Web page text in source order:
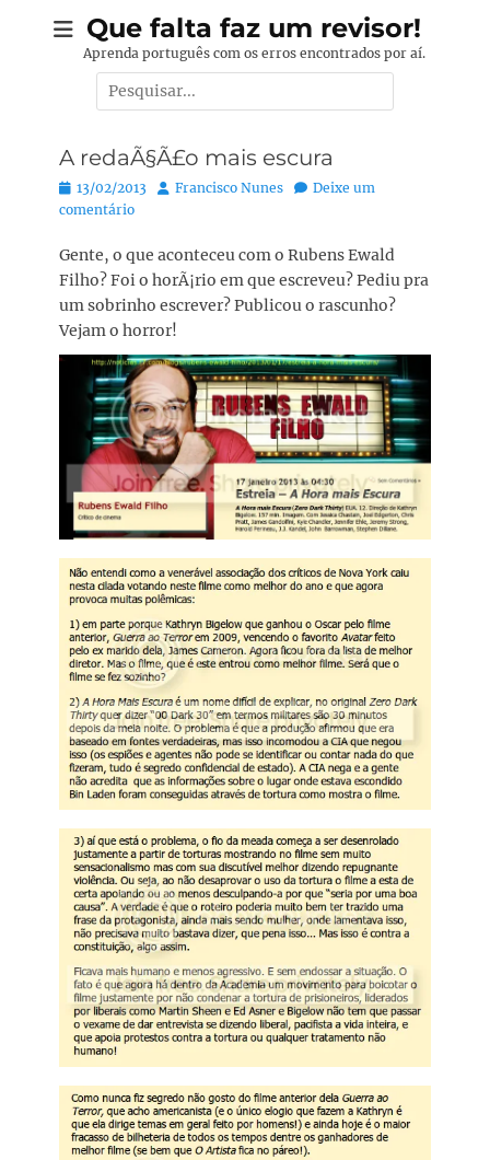
Que falta faz um revisor!
Aprenda português com os erros encontrados por aí.
Pesquisar
por:
A redaÃ§Ã£o mais escura
Posted
on
13/02/2013 Autor:
Francisco Nunes
Deixe um
comentário
Gente, o que aconteceu com o Rubens Ewald
Filho? Foi o horÃ¡rio em que escreveu? Pediu pra
um sobrinho escrever? Publicou o rascunho?
Vejam o horror!